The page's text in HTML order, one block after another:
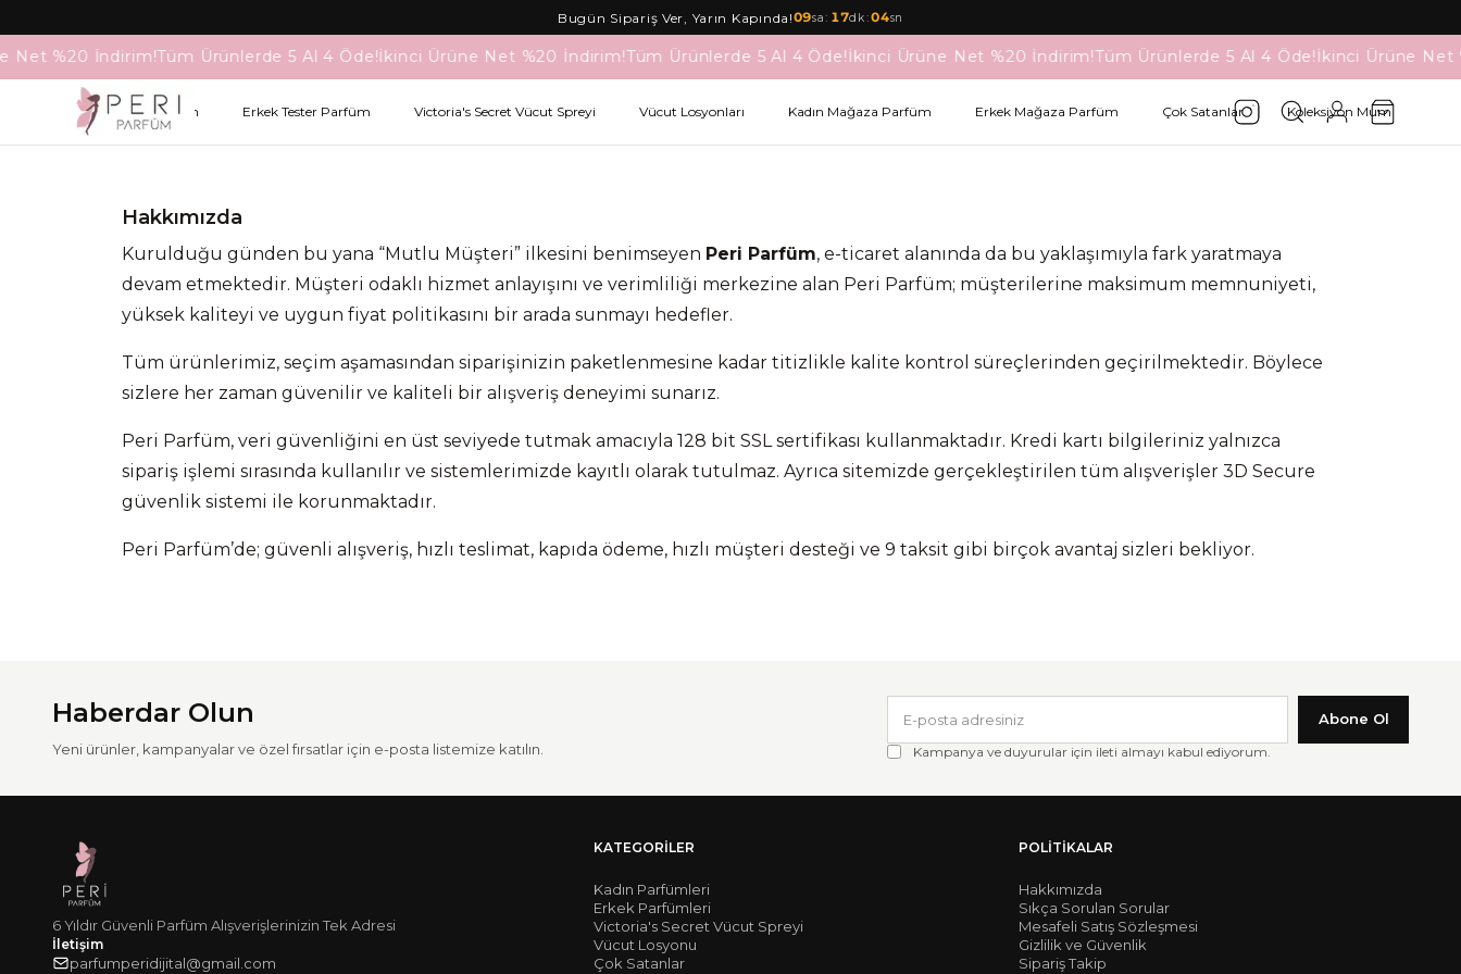
Bugün Sipariş Ver, Yarın Kapında!09sa : 17dk :03sn
Net %20 İndirim!Tüm Ürünlerde 5 Al 4 Öde!İkinci Ürüne Net %20 İndirim!Tüm Ürünlerde 5 Al 4 Öde!İkinci Ürüne Net %20 İndirim!Tüm Ürünlerde 5 Al 4 Öde!İkinci Ürüne Net
Kadın Tester Parfüm Erkek Tester Parfüm Victoria's Secret Vücut Spreyi Vücut Losyonları Kadın Mağaza Parfüm Erkek Mağaza Parfüm Çok Satanlar Koleksiyon Mum
Hakkımızda
Kurulduğu günden bu yana “Mutlu Müşteri” ilkesini benimseyen Peri Parfüm, e-ticaret alanında da bu yaklaşımıyla fark yaratmaya
devam etmektedir. Müşteri odaklı hizmet anlayışını ve verimliliği merkezine alan Peri Parfüm; müşterilerine maksimum memnuniyeti,
yüksek kaliteyi ve uygun fiyat politikasını bir arada sunmayı hedefler.
Tüm ürünlerimiz, seçim aşamasından siparişinizin paketlenmesine kadar titizlikle kalite kontrol süreçlerinden geçirilmektedir. Böylece
sizlere her zaman güvenilir ve kaliteli bir alışveriş deneyimi sunarız.
Peri Parfüm, veri güvenliğini en üst seviyede tutmak amacıyla 128 bit SSL sertifikası kullanmaktadır. Kredi kartı bilgileriniz yalnızca
sipariş işlemi sırasında kullanılır ve sistemlerimizde kayıtlı olarak tutulmaz. Ayrıca sitemizde gerçekleştirilen tüm alışverişler 3D Secure
güvenlik sistemi ile korunmaktadır.
Peri Parfüm’de; güvenli alışveriş, hızlı teslimat, kapıda ödeme, hızlı müşteri desteği ve 9 taksit gibi birçok avantaj sizleri bekliyor.
Haberdar Olun
Yeni ürünler, kampanyalar ve özel fırsatlar için e-posta listemize katılın.
Abone Ol
Kampanya ve duyurular için ileti almayı kabul ediyorum.
6 Yıldır Güvenli Parfüm Alışverişlerinizin Tek Adresi
İletişim
parfumperidijital@gmail.com
KATEGORILER
Kadın Parfümleri
Erkek Parfümleri
Victoria's Secret Vücut Spreyi
Vücut Losyonu
Çok Satanlar
POLITIKALAR
Hakkımızda
Sıkça Sorulan Sorular
Mesafeli Satış Sözleşmesi
Gizlilik ve Güvenlik
Sipariş Takip